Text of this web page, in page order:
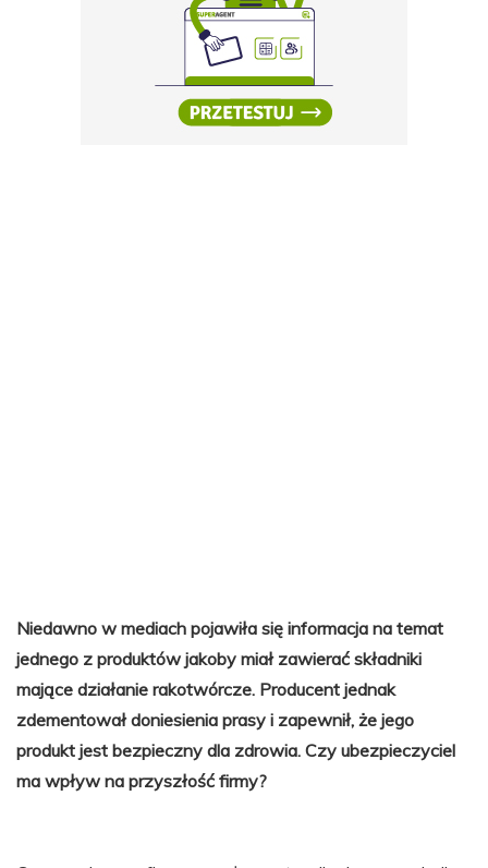
Niedawno w mediach pojawiła się informacja na temat
jednego z produktów jakoby miał zawierać składniki
mające działanie rakotwórcze. Producent jednak
zdementował doniesienia prasy i zapewnił, że jego
produkt jest bezpieczny dla zdrowia. Czy ubezpieczyciel
ma wpływ na przyszłość firmy?